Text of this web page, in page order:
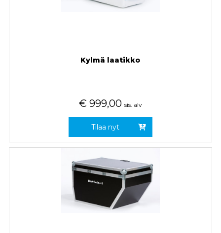
Kylmä laatikko
€ 999,00 sis. alv
Tilaa nyt